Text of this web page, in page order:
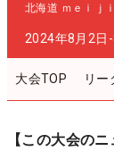
北海道 ｍｅｉｊ
2024年8月2日
大会TOP リー
【この大会のニ